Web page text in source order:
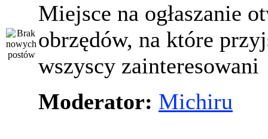
Miejsce na ogłaszanie
obrzędów, na które
wszyscy zainteresowani
Moderator: Michiru